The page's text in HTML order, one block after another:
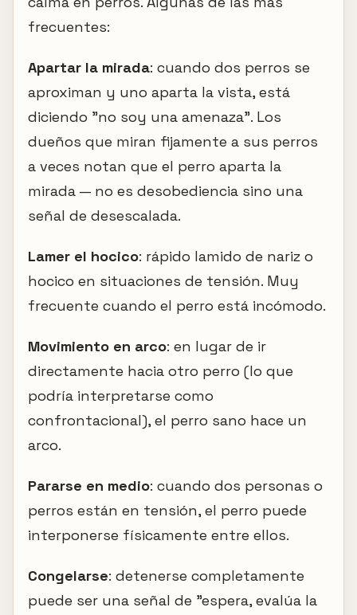
frecuentes:
Apartar la mirada: cuando dos perros se
aproximan y uno aparta la vista, está
diciendo "no soy una amenaza". Los
dueños que miran fijamente a sus perros
a veces notan que el perro aparta la
mirada — no es desobediencia sino una
señal de desescalada.
Lamer el hocico: rápido lamido de nariz o
hocico en situaciones de tensión. Muy
frecuente cuando el perro está incómodo.
Movimiento en arco: en lugar de ir
directamente hacia otro perro (lo que
podría interpretarse como
confrontacional), el perro sano hace un
arco.
Pararse en medio: cuando dos personas o
perros están en tensión, el perro puede
interponerse físicamente entre ellos.
Congelarse: detenerse completamente
puede ser una señal de "espera, evalúa la